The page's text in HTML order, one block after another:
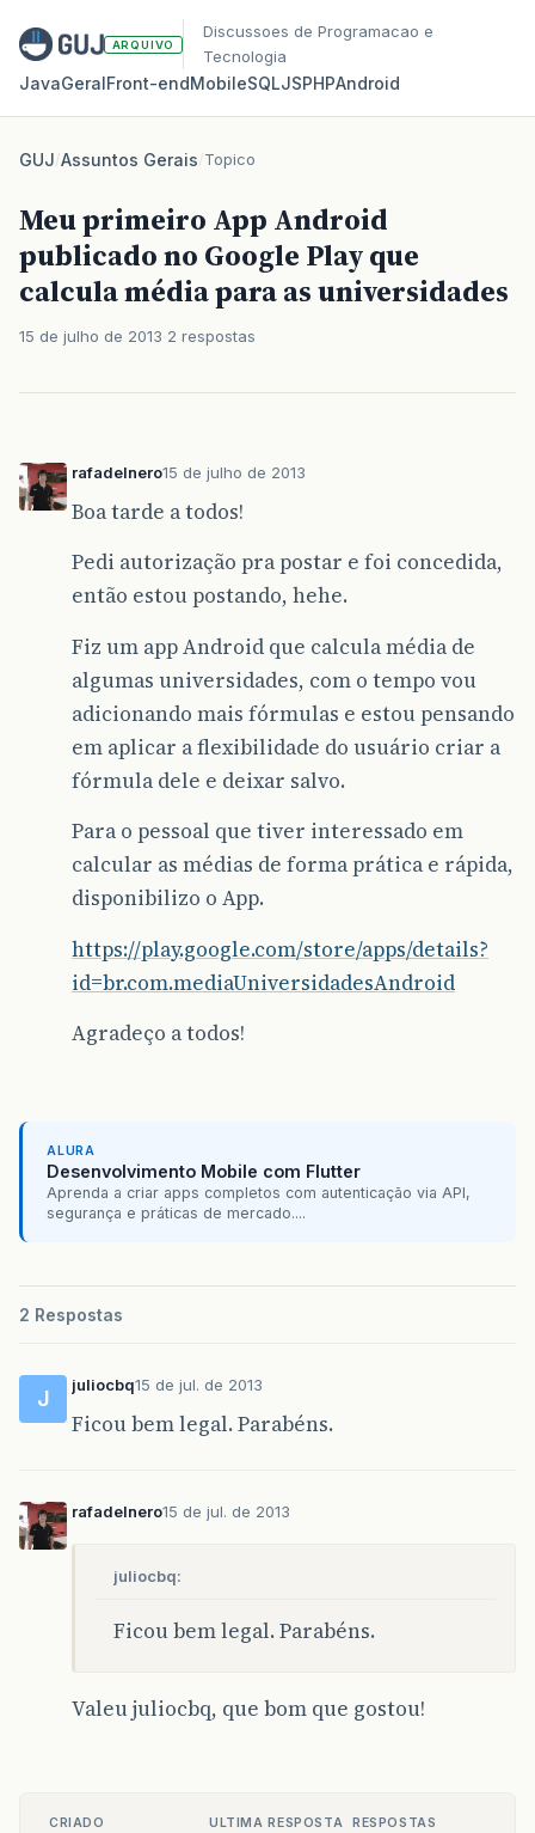
ARQUIVO
Discussoes de Programacao e
Tecnologia
JavaGeralFront‑endMobileSQLJSPHPAndroid
GUJ/Assuntos Gerais/Topico
Meu primeiro App Android
publicado no Google Play que
calcula média para as universidades
15 de julho de 2013 2 respostas
rafadelnero15 de julho de 2013
Boa tarde a todos!
Pedi autorização pra postar e foi concedida,
então estou postando, hehe.
Fiz um app Android que calcula média de
algumas universidades, com o tempo vou
adicionando mais fórmulas e estou pensando
em aplicar a flexibilidade do usuário criar a
fórmula dele e deixar salvo.
Para o pessoal que tiver interessado em
calcular as médias de forma prática e rápida,
disponibilizo o App.
https://play.google.com/store/apps/details?
id=br.com.mediaUniversidadesAndroid
Agradeço a todos!
ALURA
Desenvolvimento Mobile com Flutter
Aprenda a criar apps completos com autenticação via API,
segurança e práticas de mercado....
2 Respostas
J
juliocbq15 de jul. de 2013
Ficou bem legal. Parabéns.
rafadelnero15 de jul. de 2013
juliocbq:
Ficou bem legal. Parabéns.
Valeu juliocbq, que bom que gostou!
CRIADO ULTIMA RESPOSTA RESPOSTAS